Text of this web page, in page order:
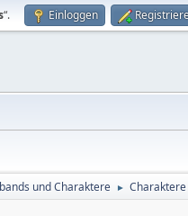
“. Einloggen
und Charaktere ► Charaktere